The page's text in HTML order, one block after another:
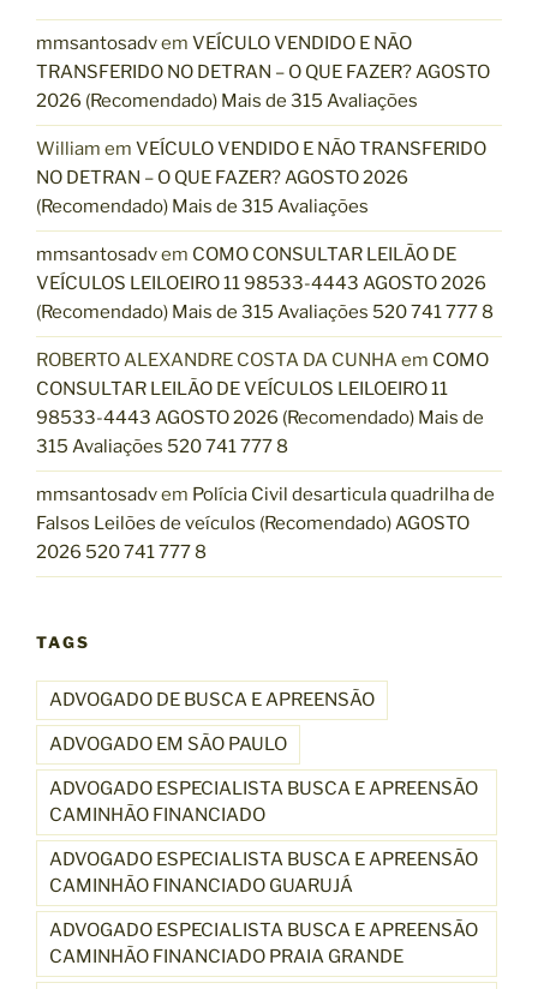
mmsantosadvem VEÍCULO VENDIDO E NÃO
TRANSFERIDO NO DETRAN – O QUE FAZER? AGOSTO
2026 (Recomendado) Mais de 315 Avaliações
William em VEÍCULO VENDIDO E NÃO TRANSFERIDO
NO DETRAN – O QUE FAZER? AGOSTO 2026
(Recomendado) Mais de 315 Avaliações
mmsantosadvem COMO CONSULTAR LEILÃO DE
VEÍCULOS LEILOEIRO 11 98533-4443 AGOSTO 2026
(Recomendado) Mais de 315 Avaliações 520 741 777 8
ROBERTO ALEXANDRE COSTA DA CUNHAem COMO
CONSULTAR LEILÃO DE VEÍCULOS LEILOEIRO 11
98533-4443 AGOSTO 2026 (Recomendado) Mais de
315 Avaliações 520 741 777 8
mmsantosadvem Polícia Civil desarticula quadrilha de
Falsos Leilões de veículos (Recomendado) AGOSTO
2026 520 741 777 8
TAGS
ADVOGADO DE BUSCA E APREENSÃO
ADVOGADO EM SÃO PAULO
ADVOGADO ESPECIALISTA BUSCA E APREENSÃO
CAMINHÃO FINANCIADO
ADVOGADO ESPECIALISTA BUSCA E APREENSÃO
CAMINHÃO FINANCIADO GUARUJÁ
ADVOGADO ESPECIALISTA BUSCA E APREENSÃO
CAMINHÃO FINANCIADO PRAIA GRANDE